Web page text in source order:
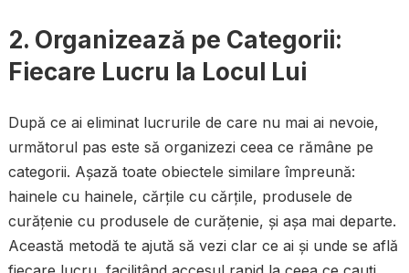
2. Organizează pe Categorii:
Fiecare Lucru la Locul Lui
După ce ai eliminat lucrurile de care nu mai ai nevoie,
următorul pas este să organizezi ceea ce rămâne pe
categorii. Așază toate obiectele similare împreună:
hainele cu hainele, cărțile cu cărțile, produsele de
curățenie cu produsele de curățenie, și așa mai departe.
Această metodă te ajută să vezi clar ce ai și unde se află